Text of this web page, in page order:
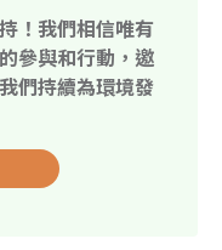
！我們相信唯有
參與和行動，邀
們持續為環境發